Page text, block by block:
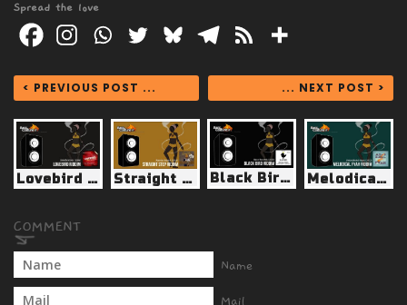
Spread the love
< PREVIOUS POST ... ... NEXT POST >
Lovebird Riddim (IrieVibration 2006) Straight Step Riddim (Warrior Musick 2018) Black Bird Riddim (Baco Records 2019) Melodical Fyah Riddim (Union World Music 2012)
Name
Mail